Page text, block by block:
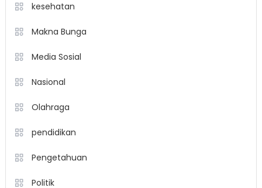
kesehatan
Makna Bunga
Media Sosial
Nasional
Olahraga
pendidikan
Pengetahuan
Politik